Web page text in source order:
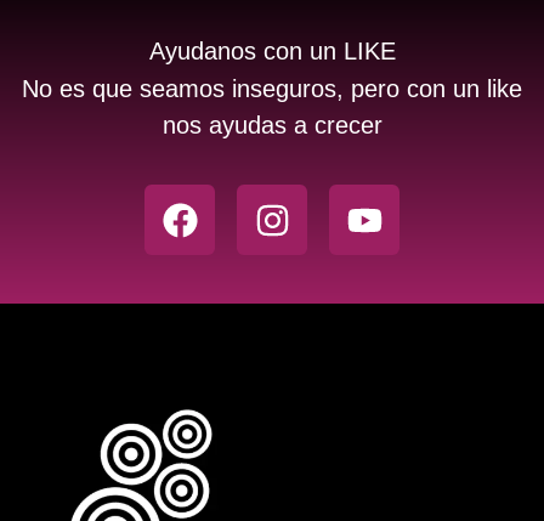
Ayudanos con un LIKE
No es que seamos inseguros, pero con un like
nos ayudas a crecer